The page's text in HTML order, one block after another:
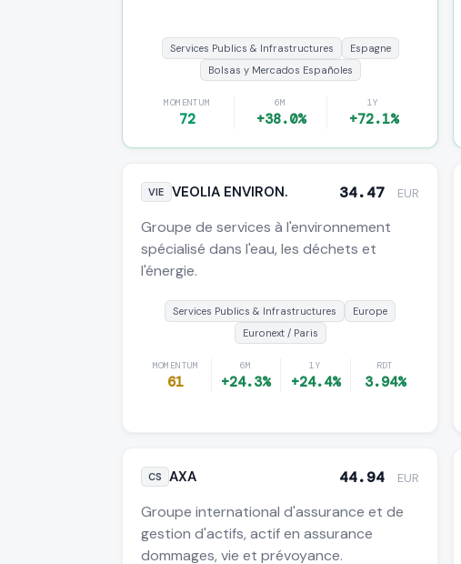
Services Publics & Infrastructures
Espagne
Bolsas y Mercados Españoles
MOMENTUM
72
6M
+38.0%
1Y
+72.1%
VIE VEOLIA ENVIRON. 34.47 EUR
Groupe de services à l'environnement
spécialisé dans l'eau, les déchets et
l'énergie.
Services Publics & Infrastructures
Europe
Euronext / Paris
MOMENTUM
61
6M
+24.3%
1Y
+24.4%
RDT
3.94%
CS AXA 44.94 EUR
Groupe international d'assurance et de
gestion d'actifs, actif en assurance
dommages, vie et prévoyance.